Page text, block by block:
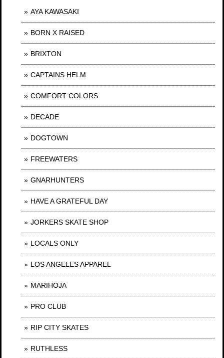
AYA KAWASAKI
BORN X RAISED
BRIXTON
CAPTAINS HELM
COMFORT COLORS
DECADE
DOGTOWN
FREEWATERS
GNARHUNTERS
HAVE A GRATEFUL DAY
JORKERS SKATE SHOP
LOCALS ONLY
LOS ANGELES APPAREL
MARIHOJA
PRO CLUB
RIP CITY SKATES
RUTHLESS